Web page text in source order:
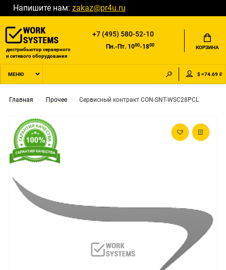
Напишите нам: zakaz@pr4u.ru
дистрибьютор серверного
и сетевого оборудования
+7 (495) 580-52-10
Пн.-Пт. 1000-1800 КОРЗИНА
МЕНЮ $ =74.69 ₽
Главная Прочее Сервисный контракт CON-SNT-WSC28PCL